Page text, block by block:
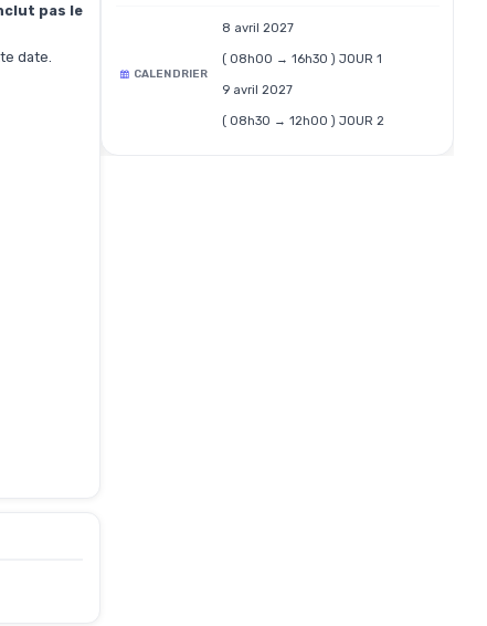
pas le
date.
CALENDRIER
8 avril 2027
( 08h00 → 16h30 ) JOUR 1
9 avril 2027
( 08h30 → 12h00 ) JOUR 2